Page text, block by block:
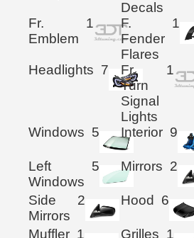
Decals
Fr.
Emblem
1
F.
Fender
Flares
1
Headlights 7
Fr.
Turn
Signal
Lights
1
Windows 5 Interior 9
Left
Windows
5 Mirrors 2
Side
Mirrors
2 Hood 6
Muffler 1 Grilles 1